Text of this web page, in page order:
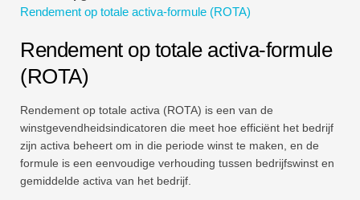
Tutorials voor financiële modellering
Volledige vorm
Tutorials voor risicobeheer
Rendement op totale activa-formule (ROTA)
Rendement op totale activa-formule
(ROTA)
Rendement op totale activa (ROTA) is een van de
winstgevendheidsindicatoren die meet hoe efficiënt het bedrijf
zijn activa beheert om in die periode winst te maken, en de
formule is een eenvoudige verhouding tussen bedrijfswinst en
gemiddelde activa van het bedrijf.